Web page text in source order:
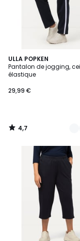
ULLA POPKEN
Pantalon de jogging,
élastique
29,99 €
4,7
/ 5
2
Couleurs
4,7
/